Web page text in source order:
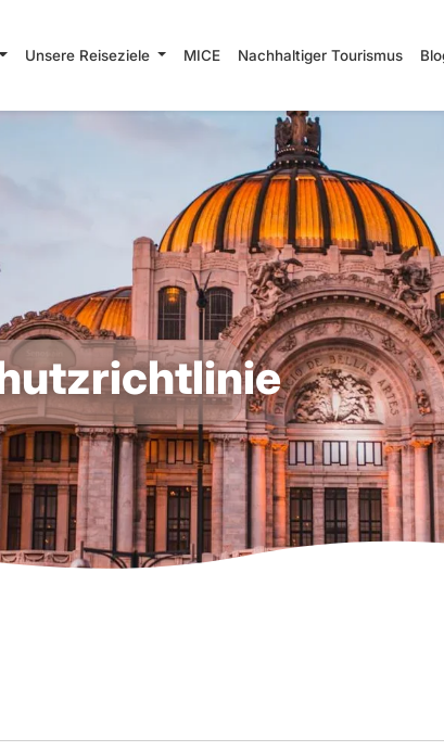
Unsere Reiseziele MICE Nachhaltiger Tourismus